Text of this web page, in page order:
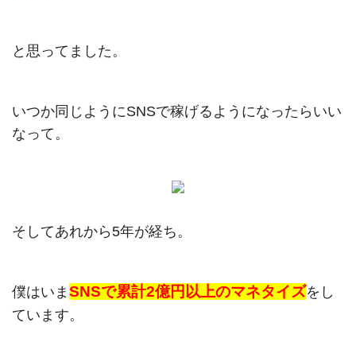
と思ってました。
いつか同じようにSNSで稼げるようになったらいい
なって。
そしてあれから5年が経ち。
僕はいま SNSで累計2億円以上のマネタイズをし
ています。